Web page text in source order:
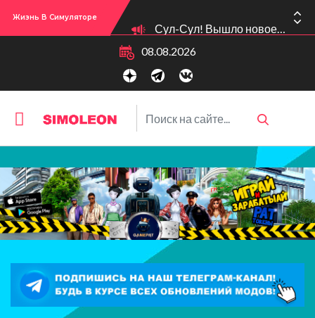
Жизнь В Симуляторе
08.08.2026